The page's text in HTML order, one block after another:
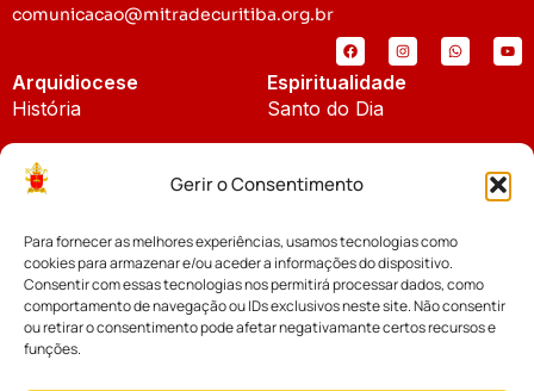
Gerir o Consentimento
Para fornecer as melhores experiências, usamos tecnologias como
cookies para armazenar e/ou aceder a informações do dispositivo.
Consentir com essas tecnologias nos permitirá processar dados, como
comportamento de navegação ou IDs exclusivos neste site. Não consentir
ou retirar o consentimento pode afetar negativamante certos recursos e
funções.
comunicacao@mitradecuritiba.org.br
Arquidiocese
História
Padroeira
Espiritualidade
Santo do Dia
Notícias
Notícias da Arquidiocese
Notícias Cáritas
Cúria Diocesana
Fundo Diocesano